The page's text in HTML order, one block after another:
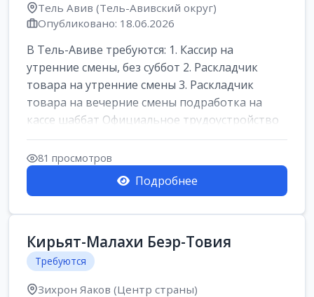
Тель Авив (Тель-Авивский округ)
Опубликовано: 18.06.2026
В Тель-Авиве требуются: 1. Кассир на
утренние смены, без суббот 2. Раскладчик
товара на утренние смены 3. Раскладчик
товара на вечерние смены подработка на
кассе шаббат Официальное трудоустройство
ста...
81 просмотров
Подробнее
Кирьят-Малахи Беэр-Товия
Требуются
Зихрон Яаков (Центр страны)